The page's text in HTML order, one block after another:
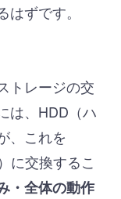
ずです。
トレージの交
は、HDD（ハ
、これを
に交換するこ
・全体の動作